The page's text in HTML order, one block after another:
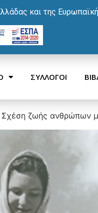
και της
ΣΥΛΛΟΓΟΙ
ζωής ανθρώπων